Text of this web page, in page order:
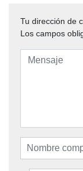
Tu dirección de
Los campos